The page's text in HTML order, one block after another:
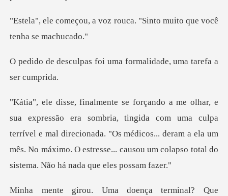
oz rouca. "Sinto muito que
oi uma formalidade, uma
ida com uma culpa
terrível e mal direcionada. "Os médicos... deram a ela um
mês. No máxi
Uma doença termin